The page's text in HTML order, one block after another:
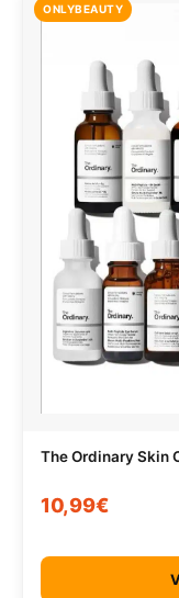
ONLYBEAUTY
The Ordinary Skin
10,99€